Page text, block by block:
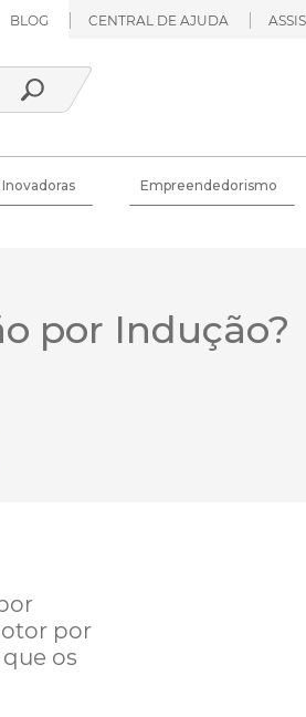
BLOG CENTRAL DE AJUDA
Empreendedorismo
por Indução?
por
os